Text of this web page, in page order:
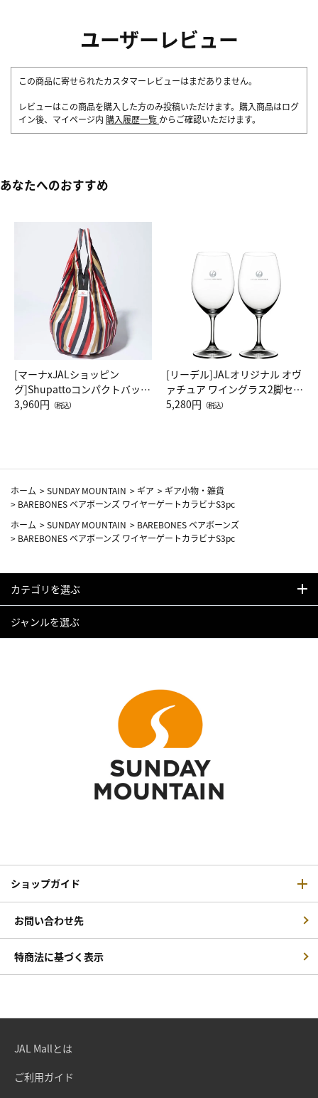
ユーザーレビュー
この商品に寄せられたカスタマーレビューはまだありません。
レビューはこの商品を購入した方のみ投稿いただけます。購入商品はログ
イン後、マイページ内 購入履歴一覧 からご確認いただけます。
あなたへのおすすめ
[マーナxJALショッピン
グ]Shupattoコンパクトバッグ
Drop JAL客室乗務員（LC）ス
3,960円 （税込）
[リーデル]JALオリジナル オヴ
ァチュア ワイングラス2脚セッ
ト（レッドワイン）
5,280円 （税込）
ホーム >SUNDAY MOUNTAIN > ギア > ギア小物・雑貨
> BAREBONES ベアボーンズ ワイヤーゲートカラビナS3pc
ホーム >SUNDAY MOUNTAIN > BAREBONES ベアボーンズ
> BAREBONES ベアボーンズ ワイヤーゲートカラビナS3pc
カテゴリを選ぶ
ジャンルを選ぶ
ショップガイド
お問い合わせ先
特商法に基づく表示
JAL Mallとは
ご利用ガイド